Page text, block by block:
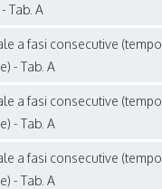
Tab. A
a fasi consecutive (tempo
- Tab. A
a fasi consecutive (tempo
- Tab. A
a fasi consecutive (tempo
- Tab. A